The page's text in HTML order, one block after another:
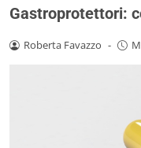
Gastroprotettori:
Roberta Favazzo -